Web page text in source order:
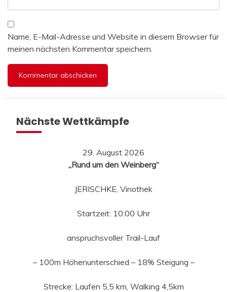
Name, E-Mail-Adresse und Website in diesem Browser für
meinen nächsten Kommentar speichern.
Nächste Wettkämpfe
29. August 2026
„Rund um den Weinberg“
JERISCHKE, Vinothek
Startzeit: 10:00 Uhr
anspruchsvoller Trail-Lauf
– 100m Höhenunterschied – 18% Steigung –
Strecke: Laufen 5,5 km, Walking 4,5km